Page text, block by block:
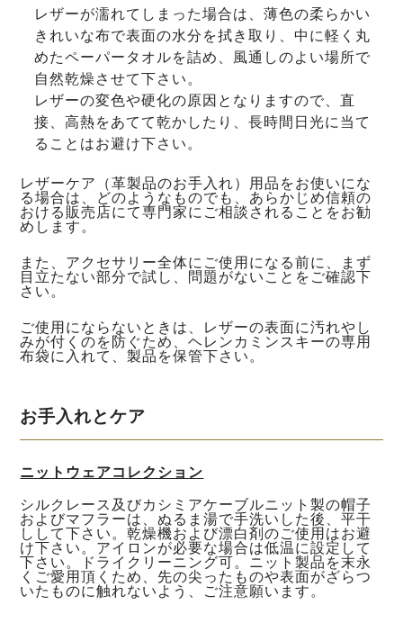
レザーが濡れてしまった場合は、薄色の柔らかい
きれいな布で表面の水分を拭き取り、中に軽く丸
めたペーパータオルを詰め、風通しのよい場所で
自然乾燥させて下さい。
レザーの変色や硬化の原因となりますので、直
接、高熱をあてて乾かしたり、長時間日光に当て
ることはお避け下さい。
レザーケア（革製品のお手入れ）用品をお使いにな
る場合は、どのようなものでも、あらかじめ信頼の
おける販売店にて専門家にご相談されることをお勧
めします。
また、アクセサリー全体にご使用になる前に、まず
目立たない部分で試し、問題がないことをご確認下
さい。
ご使用にならないときは、レザーの表面に汚れやし
みが付くのを防ぐため、ヘレンカミンスキーの専用
布袋に入れて、製品を保管下さい。
お手入れとケア
ニットウェアコレクション
シルクレース及びカシミアケーブルニット製の帽子
およびマフラーは、ぬるま湯で手洗いした後、平干
しして下さい。乾燥機および漂白剤のご使用はお避
け下さい。アイロンが必要な場合は低温に設定して
下さい。ドライクリーニング可。ニット製品を末永
くご愛用頂くため、先の尖ったものや表面がざらつ
いたものに触れないよう、ご注意願います。